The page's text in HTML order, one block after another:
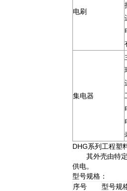
电刷
集电器
DHG系列工程塑
其外壳由特定
供电。
型号规格：
序号
型号规